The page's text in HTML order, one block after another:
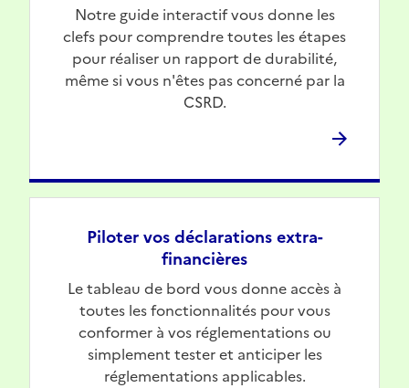
Notre guide interactif vous donne les
clefs pour comprendre toutes les étapes
pour réaliser un rapport de durabilité,
même si vous n'êtes pas concerné par la
CSRD.
Piloter vos déclarations extra-
financières
Le tableau de bord vous donne accès à
toutes les fonctionnalités pour vous
conformer à vos réglementations ou
simplement tester et anticiper les
réglementations applicables.